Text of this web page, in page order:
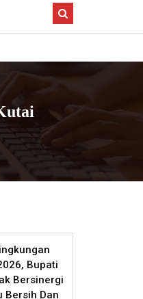
Bupati
Bersinergi
Bersih Dan